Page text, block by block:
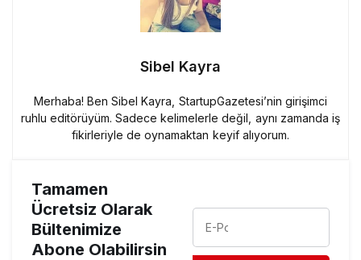
Sibel Kayra
Merhaba! Ben Sibel Kayra, StartupGazetesi’nin girişimci
ruhlu editörüyüm. Sadece kelimelerle değil, aynı zamanda iş
fikirleriyle de oynamaktan keyif alıyorum.
Tamamen
Ücretsiz Olarak
Bültenimize
Abone Olabilirsin